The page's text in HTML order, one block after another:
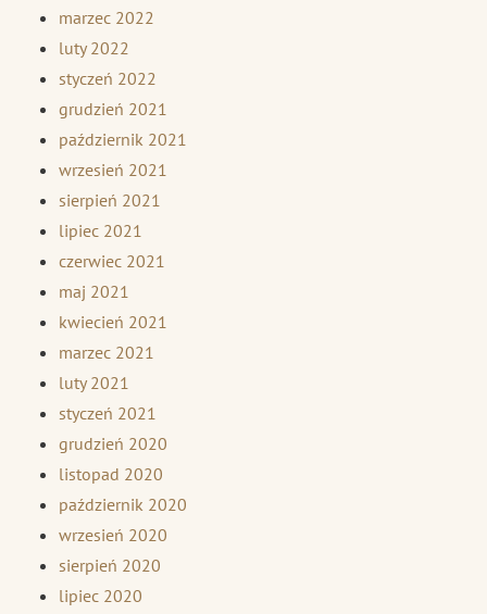
marzec 2022
luty 2022
styczeń 2022
grudzień 2021
październik 2021
wrzesień 2021
sierpień 2021
lipiec 2021
czerwiec 2021
maj 2021
kwiecień 2021
marzec 2021
luty 2021
styczeń 2021
grudzień 2020
listopad 2020
październik 2020
wrzesień 2020
sierpień 2020
lipiec 2020